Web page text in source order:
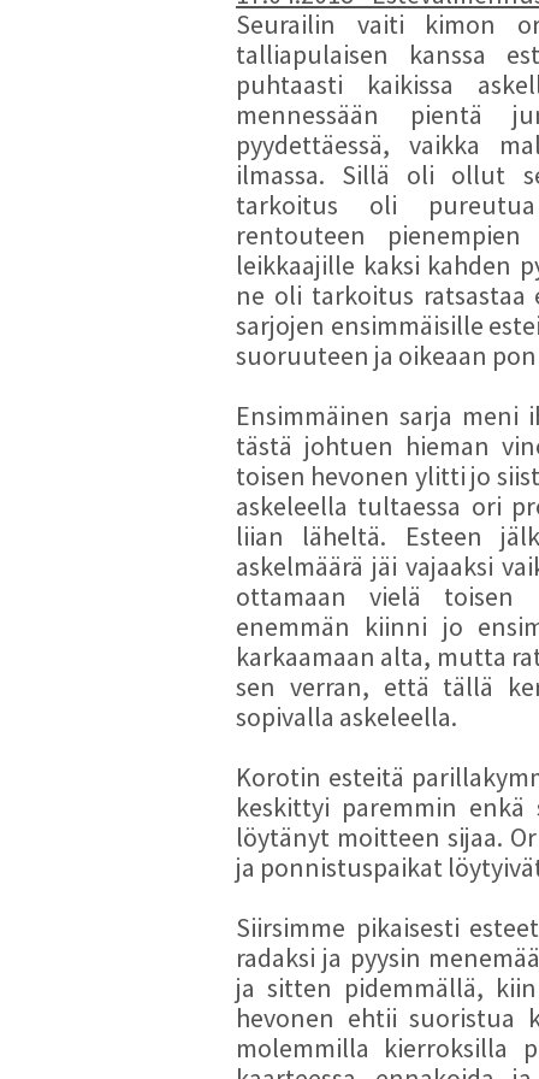
160cm -
2/30
24/05/2013 - ERJ - Naminot -
2/30
26/05/2013 - ERJ - Naminot -
3/30
26/05/2013 - ERJ - Privas -
2/30
26/05/2013 - ERJ - Vienre -
5/30
27/05/2013 - ERJ - Naminot -
3/30
27/05/2013 - ERJ -
160cm -1/30
27/05/2013 - ERJ - Vienre -
28/05/2013 - ERJ - Privas -
1/30
28/05/2013 - ERJ - Vienre -
4/30
28/05/2013 - ERJ - Vienre -
4/30
30/05/2013 - ERJ - Vienre -
3/30
02/06/2013 - ERJ -
160cm - 5/30
02/06/2013 - ERJ - Naminot -
5/30
03/06/2013 - ERJ - Privas -
5/30
05/06/2013 - ERJ - Vienre -
5/30
05/06/2013 - ERJ - Privas -
05/06/2013 - ERJ - Privas -
4/30
05/06/2013 - ERJ -
160cm -
1/30
06/06/2013 - ERJ -
160cm - 3/30
06/06/2013 - ERJ - Privas -
Seurailin vaiti kimon
talliapulaisen kanssa
puhtaasti kaikissa
mennessään pientä
pyydettäessä, vaikka
ilmassa. Sillä oli ollut
tarkoitus oli
rentouteen
leikkaajille kaksi kahden
ne oli tarkoitus ratsastaa
sarjojen ensimmäisille
suoruuteen ja oikeaan
Ensimmäinen sarja meni
tästä johtuen hieman
toisen hevonen ylitti jo
askeleella tultaessa ori
liian läheltä. Esteen
askelmäärä jäi vajaaksi
ottamaan vielä toisen
enemmän kiinni jo
karkaamaan alta, mutta
sen verran, että tällä
sopivalla askeleella.
Korotin esteitä
keskittyi paremmin enkä
löytänyt moitteen sijaa.
ja ponnistuspaikat
Siirsimme pikaisesti
radaksi ja pyysin
ja sitten pidemmällä,
hevonen ehtii suoristua
molemmilla kierroksilla